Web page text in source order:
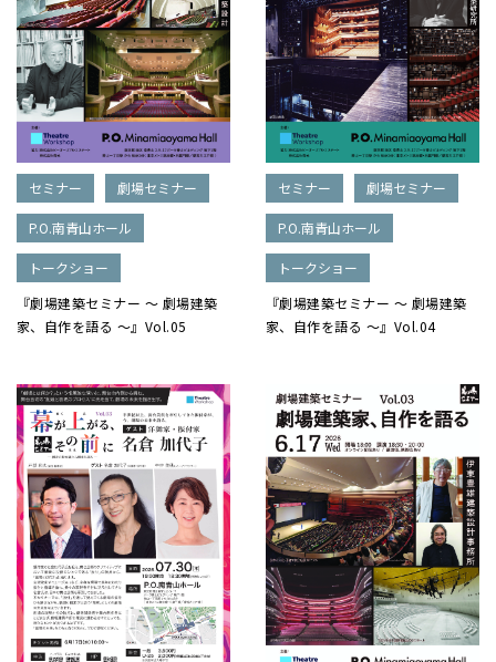
セミナー 劇場セミナー
P.O.南青山ホール
トークショー
『劇場建築セミナー ～ 劇場建築
家、自作を語る ～』Vol.05
セミナー 劇場セミナー
P.O.南青山ホール
トークショー
『劇場建築セミナー ～ 劇場建築
家、自作を語る ～』Vol.04